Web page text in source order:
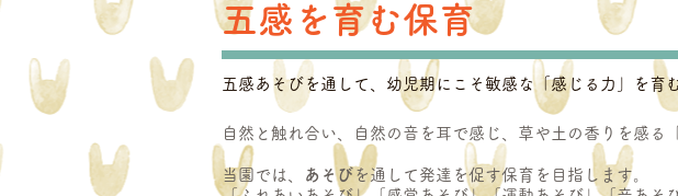
五感を育む保育
五感あそびを通して、幼児期にこそ敏感な「感じる力」を育
自然と触れ合い、 自然の音を耳で感じ、草 や土の香りを感る
当園では、 あそび を通して発達を促す保育を目指します。